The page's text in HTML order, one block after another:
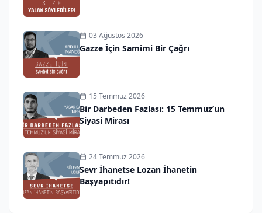
03 Ağustos 2026
Gazze İçin Samimi Bir Çağrı
15 Temmuz 2026
Bir Darbeden Fazlası: 15 Temmuz’un
Siyasi Mirası
24 Temmuz 2026
Sevr İhanetse Lozan İhanetin
Başyapıtıdır!